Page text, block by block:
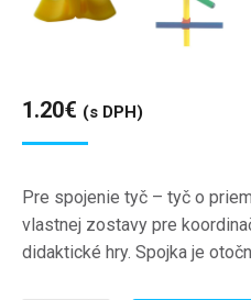
1.20€ (s DPH)
Pre spojenie tyč – tyč o
vlastnej zostavy pre
didaktické hry. Spojka je